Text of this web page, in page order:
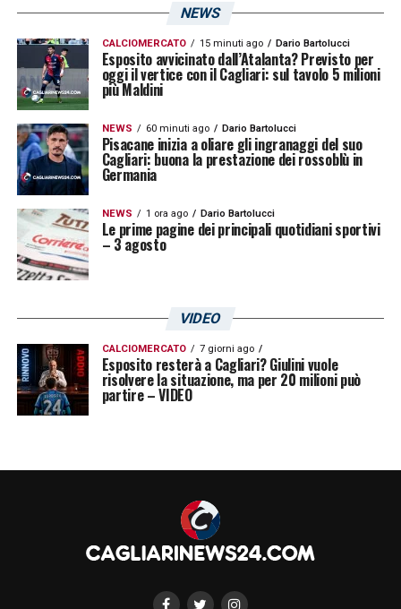
SEGUI LE ULTIMISSIME RIGUARDANTI IL
CAGLIARI
LA PLAYLIST DELLE NOSTRE TOP NEWS
NEWS
CALCIOMERCATO 15 minuti ago Dario Bartolucci
Esposito avvicinato dall’Atalanta? Previsto per
oggi il vertice con il Cagliari: sul tavolo 5 milioni
più Maldini
NEWS 60 minuti ago Dario Bartolucci
Pisacane inizia a oliare gli ingranaggi del suo
Cagliari: buona la prestazione dei rossoblù in
Germania
NEWS 1 ora ago Dario Bartolucci
Le prime pagine dei principali quotidiani sportivi
– 3 agosto
VIDEO
CALCIOMERCATO 7 giorni ago
Esposito resterà a Cagliari? Giulini vuole
risolvere la situazione, ma per 20 milioni può
partire – VIDEO